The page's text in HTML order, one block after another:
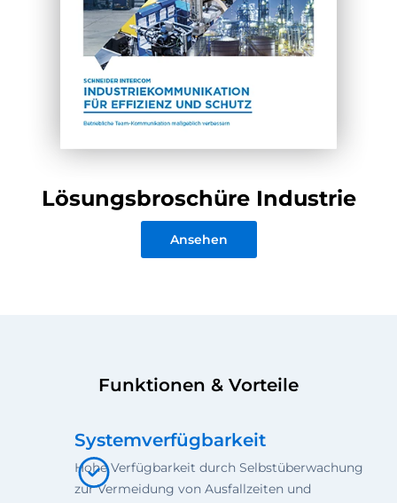
Lösungsbroschüre Industrie
Ansehen
Funktionen & Vorteile
Systemverfügbarkeit
Hohe Verfügbarkeit durch Selbstüberwachung
zur Vermeidung von Ausfallzeiten und